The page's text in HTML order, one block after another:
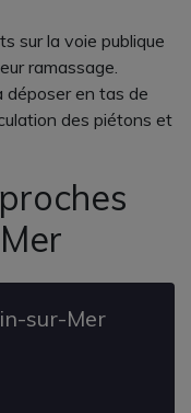
sur la voie publique
ramassage.
déposer en tas de
des piétons et
sur-Mer